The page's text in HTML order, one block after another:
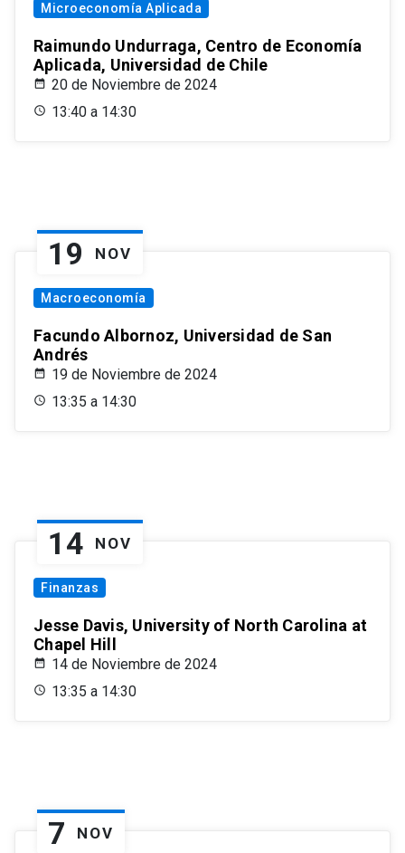
Microeconomía Aplicada
Raimundo Undurraga, Centro de Economía
Aplicada, Universidad de Chile
20 de Noviembre de 2024
13:40 a 14:30
19 NOV
Macroeconomía
Facundo Albornoz, Universidad de San
Andrés
19 de Noviembre de 2024
13:35 a 14:30
14 NOV
Finanzas
Jesse Davis, University of North Carolina at
Chapel Hill
14 de Noviembre de 2024
13:35 a 14:30
7 NOV